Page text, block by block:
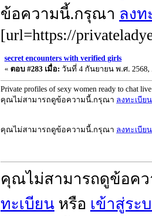
ข้อความนี้.กรุณา ลงท
[url=https://
secret encounters with verified girls
« ตอบ #283 เมื่อ: วันที่ 4 กันยายน พ.ศ. 2568,
Private profiles of sexy women ready to chat live
คุณไม่สามารถดูข้อความนี้.กรุณา ลงทะเบียน
คุณไม่สามารถดูข้อความนี้.กรุณา ลงทะเบียน
คุณไม่สามารถดูข้อค
ทะเบียน หรือ เข้าสู่ระ